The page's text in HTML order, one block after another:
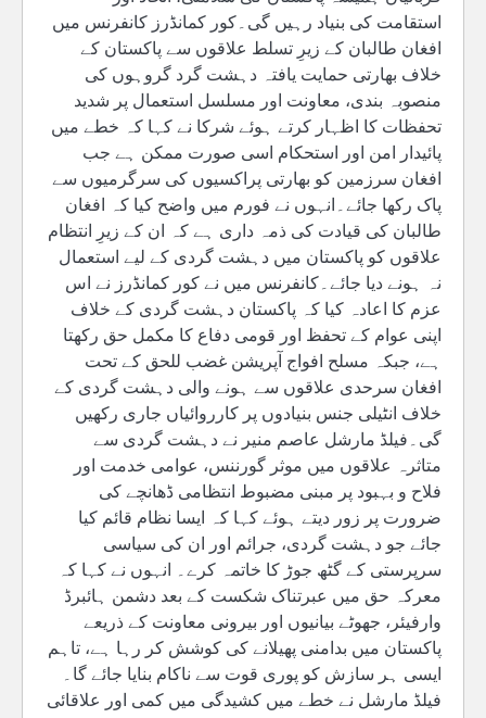
استقامت کی بنیاد رہیں گی۔کور کمانڈرز کانفرنس میں
افغان طالبان کے زیرِ تسلط علاقوں سے پاکستان کے
خلاف بھارتی حمایت یافتہ دہشت گرد گروہوں کی
منصوبہ بندی، معاونت اور مسلسل استعمال پر شدید
تحفظات کا اظہار کرتے ہوئے شرکا نے کہا کہ خطے میں
پائیدار امن اور استحکام اسی صورت ممکن ہے جب
افغان سرزمین کو بھارتی پراکسیوں کی سرگرمیوں سے
پاک رکھا جائے۔انہوں نے فورم میں واضح کیا کہ افغان
طالبان کی قیادت کی ذمہ داری ہے کہ ان کے زیرِ انتظام
علاقوں کو پاکستان میں دہشت گردی کے لیے استعمال
نہ ہونے دیا جائے۔کانفرنس میں نے کور کمانڈرز نے اس
عزم کا اعادہ کیا کہ پاکستان دہشت گردی کے خلاف
اپنی عوام کے تحفظ اور قومی دفاع کا مکمل حق رکھتا
ہے، جبکہ مسلح افواج آپریشن غضب للحق کے تحت
افغان سرحدی علاقوں سے ہونے والی دہشت گردی کے
خلاف انٹیلی جنس بنیادوں پر کارروائیاں جاری رکھیں
گی۔فیلڈ مارشل عاصم منیر نے دہشت گردی سے
متاثرہ علاقوں میں موثر گورننس، عوامی خدمت اور
فلاح و بہبود پر مبنی مضبوط انتظامی ڈھانچے کی
ضرورت پر زور دیتے ہوئے کہا کہ ایسا نظام قائم کیا
جائے جو دہشت گردی، جرائم اور ان کی سیاسی
سرپرستی کے گٹھ جوڑ کا خاتمہ کرے۔ انہوں نے کہا کہ
معرکہ حق میں عبرتناک شکست کے بعد دشمن ہائبرڈ
وارفیئر، جھوٹے بیانیوں اور بیرونی معاونت کے ذریعے
پاکستان میں بدامنی پھیلانے کی کوشش کر رہا ہے، تاہم
ایسی ہر سازش کو پوری قوت سے ناکام بنایا جائے گا۔
فیلڈ مارشل نے خطے میں کشیدگی میں کمی اور علاقائی